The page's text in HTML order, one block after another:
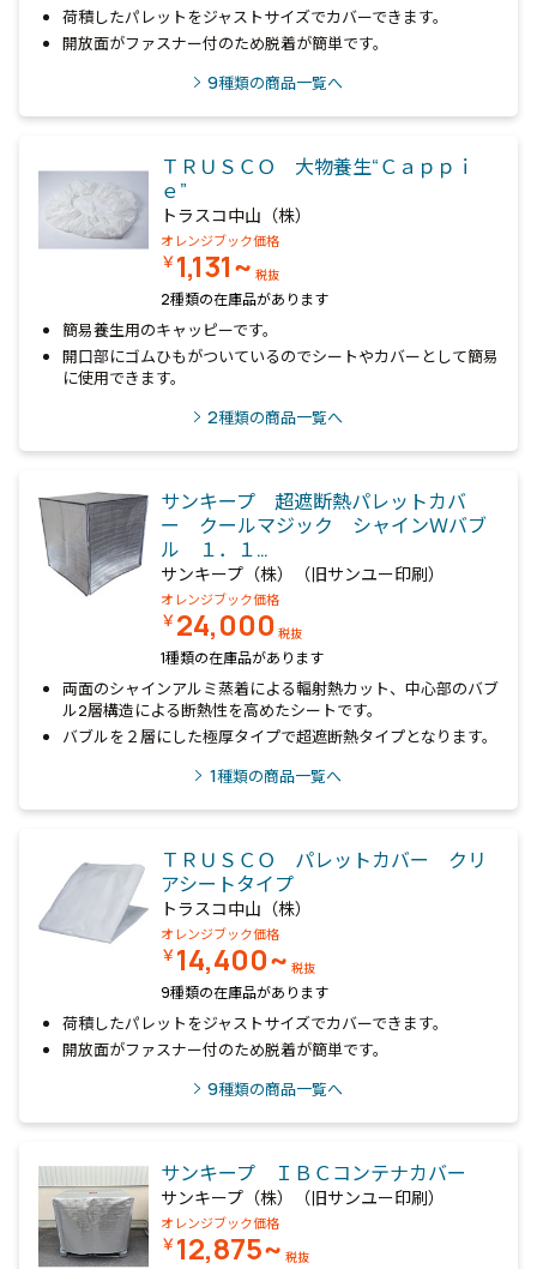
荷積したパレットをジャストサイズでカバーできます。
開放面がファスナー付のため脱着が簡単です。
9種類の商品一覧へ
ＴＲＵＳＣＯ 大物養生“Ｃａｐｐｉ
ｅ”
トラスコ中山（株）
オレンジブック価格
￥1,131~ 税抜
2種類の在庫品があります
簡易養生用のキャッピーです。
開口部にゴムひもがついているのでシートやカバーとして簡易
に使用できます。
2種類の商品一覧へ
サンキープ 超遮断熱パレットカバ
ー クールマジック シャインＷバブ
ル １．１…
サンキープ（株）（旧サンユー印刷）
オレンジブック価格
￥24,000 税抜
1種類の在庫品があります
両面のシャインアルミ蒸着による輻射熱カット、中心部のバブ
ル2層構造による断熱性を高めたシートです。
バブルを２層にした極厚タイプで超遮断熱タイプとなります。
1種類の商品一覧へ
ＴＲＵＳＣＯ パレットカバー クリ
アシートタイプ
トラスコ中山（株）
オレンジブック価格
￥14,400~ 税抜
9種類の在庫品があります
荷積したパレットをジャストサイズでカバーできます。
開放面がファスナー付のため脱着が簡単です。
9種類の商品一覧へ
サンキープ ＩＢＣコンテナカバー
サンキープ（株）（旧サンユー印刷）
オレンジブック価格
￥12,875~ 税抜